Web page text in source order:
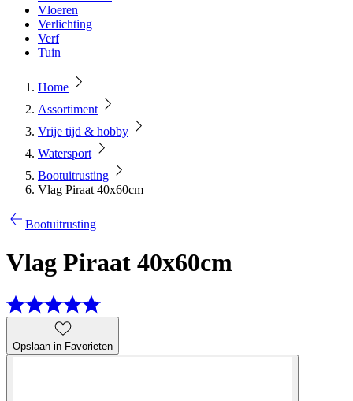
Vloeren
Verlichting
Verf
Tuin
Home
Assortiment
Vrije tijd & hobby
Watersport
Bootuitrusting
Vlag Piraat 40x60cm
Bootuitrusting
Vlag Piraat 40x60cm
Opslaan in Favorieten